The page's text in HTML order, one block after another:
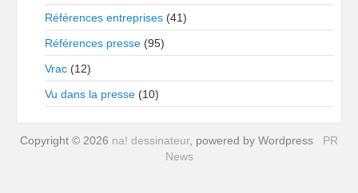
Références entreprises (41)
Références presse (95)
Vrac (12)
Vu dans la presse (10)
Copyright © 2026 na! dessinateur, powered by Wordpress PR
News